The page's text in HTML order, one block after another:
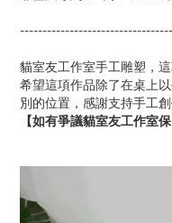
貓室友工作室手工雕塑，
希望這項作品除了在桌上
別的位置，感謝支持手工創
【如有爭議貓室友工作室